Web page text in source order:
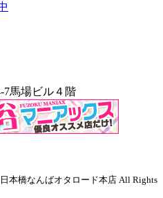
7馬場ビル４階
本橋なんばオタロード本店 All Rights